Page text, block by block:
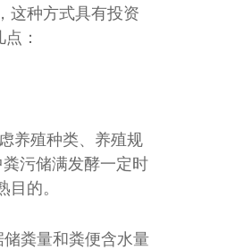
这种方式具有投资
：
养殖种类、养殖规
污储满发酵一定时
的。
粪量和粪便含水量